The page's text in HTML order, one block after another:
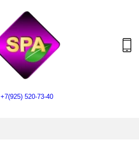
+7(925) 520-73-40